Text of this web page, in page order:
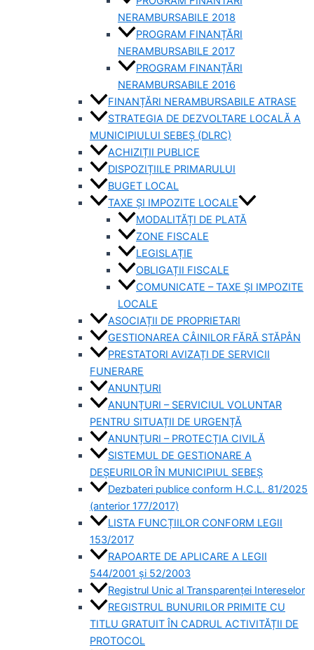
NERAMBURSABILE 2018
PROGRAM FINANȚĂRI
NERAMBURSABILE 2017
PROGRAM FINANȚĂRI
NERAMBURSABILE 2016
FINANȚĂRI NERAMBURSABILE ATRASE
STRATEGIA DE DEZVOLTARE LOCALĂ A
MUNICIPIULUI SEBEȘ (DLRC)
ACHIZIȚII PUBLICE
DISPOZIȚIILE PRIMARULUI
BUGET LOCAL
TAXE ȘI IMPOZITE LOCALE
MODALITĂȚI DE PLATĂ
ZONE FISCALE
LEGISLAȚIE
OBLIGAȚII FISCALE
COMUNICATE – TAXE ȘI IMPOZITE
LOCALE
ASOCIAȚII DE PROPRIETARI
GESTIONAREA CÂINILOR FĂRĂ STĂPÂN
PRESTATORI AVIZAȚI DE SERVICII
FUNERARE
ANUNȚURI
ANUNȚURI – SERVICIUL VOLUNTAR
PENTRU SITUAȚII DE URGENȚĂ
ANUNȚURI – PROTECȚIA CIVILĂ
SISTEMUL DE GESTIONARE A
DEȘEURILOR ÎN MUNICIPIUL SEBEȘ
Dezbateri publice conform H.C.L. 81/2025
(anterior 177/2017)
LISTA FUNCȚIILOR CONFORM LEGII
153/2017
RAPOARTE DE APLICARE A LEGII
544/2001 și 52/2003
Registrul Unic al Transparenței Intereselor
REGISTRUL BUNURILOR PRIMITE CU
TITLU GRATUIT ÎN CADRUL ACTIVITĂȚII DE
PROTOCOL